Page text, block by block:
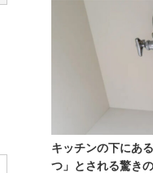
キッチンの下にあ
つ」とされる驚き